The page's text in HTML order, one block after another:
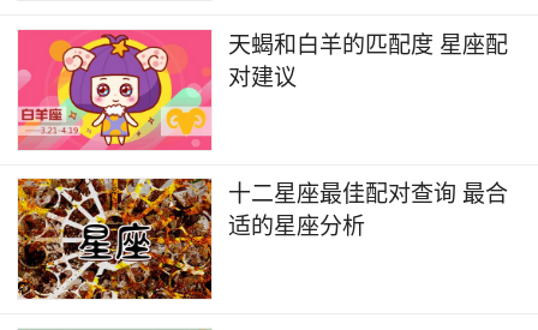
最佳配对：巨蟹座、双鱼座
高亲和力：天蝎座和巨蟹座、双鱼座都深沉和
情感丰富，他们能够理解对方的感受和需求，彼此
之间形成深厚的情感和互相依赖。
9. 射手座（11月22日-12月21日）
天蝎和白羊的匹配度 星座配
对建议
十二星座最佳配对查询 最合
适的星座分析